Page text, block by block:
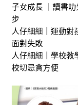
子女成長 ｜讀書
步
人仔細細｜運動對
面對失敗
人仔細細｜學校教
校切忌貪方便